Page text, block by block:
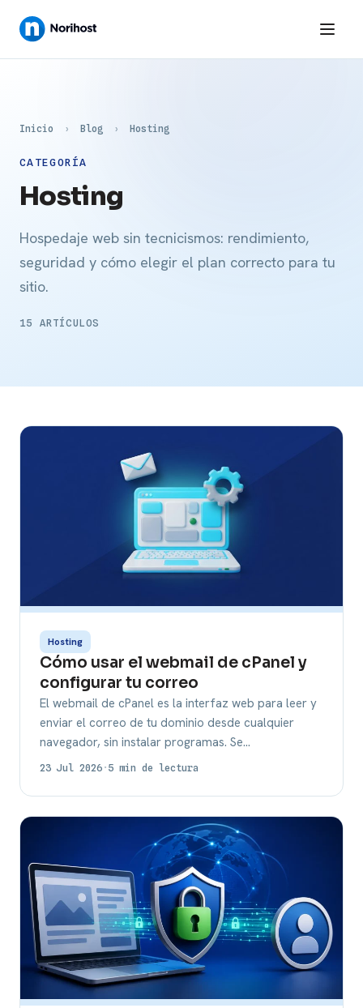
Inicio › Blog › Hosting
CATEGORÍA
Hosting
Hospedaje web sin tecnicismos: rendimiento,
seguridad y cómo elegir el plan correcto para tu
sitio.
15 ARTÍCULOS
Hosting
Cómo usar el webmail de cPanel y
configurar tu correo
El webmail de cPanel es la interfaz web para leer y
enviar el correo de tu dominio desde cualquier
navegador, sin instalar programas. Se…
23 Jul 2026 · 5 min de lectura